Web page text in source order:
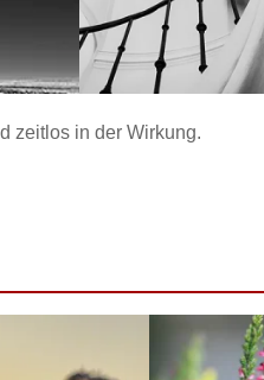
zeitlos in der Wirkung.